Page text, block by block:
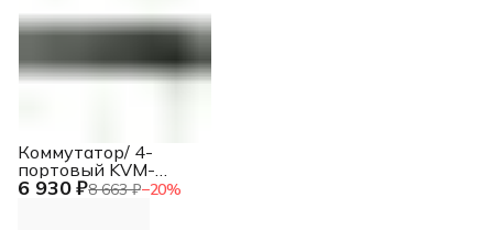
6 930 ₽8 663 ₽−20%
Коммутатор/ 4-
портовый KVM-
переключатель с